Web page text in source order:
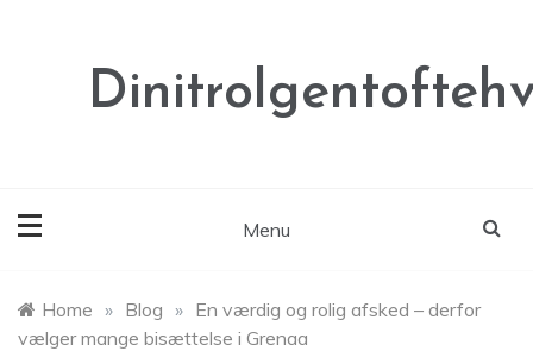
Menu
Home » Blog » En værdig og rolig afsked – derfor
vælger mange bisættelse i Grenaa